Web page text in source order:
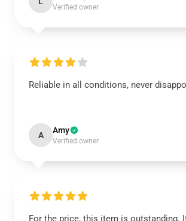
Verified owner
Reliable in all conditions, never
A Amy
Verified owner
For the price, this item is outstanding.